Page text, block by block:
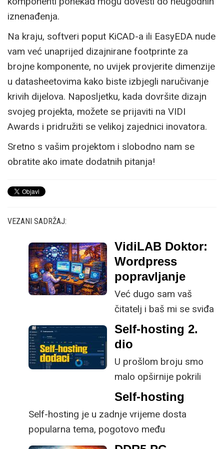
iznenađenja.
Na kraju, softveri poput KiCAD-a ili EasyEDA nude
vam već unaprijed dizajnirane footprinte za
brojne komponente, no uvijek provjerite dimenzije
u datasheetovima kako biste izbjegli naručivanje
krivih dijelova. Naposljetku, kada dovršite dizajn
svojeg projekta, možete se prijaviti na VIDI
Awards i pridružiti se velikoj zajednici inovatora.
Sretno s vašim projektom i slobodno nam se
obratite ako imate dodatnih pitanja!
VEZANI SADRŽAJ:
VidiLAB Doktor:
Wordpress
popravljanje
Već dugo sam vaš
čitatelj i baš mi se sviđa
što pokrivate širok
spektar tema, a
AI-ja jer je to sada u
društvu nezaobilazna
tema u smislu da se
barem nakratko
osvrnemo na AI trikove i
najnovija saznanja.
Self-hosting 2.
dio
U prošlom broju smo
malo opširnije pokrili
temu i koncepte self-
selekciju aplikacija i
servisa zgodnih
Self-hosting
Self-hosting je u zadnje vrijeme dosta
popularna tema, pogotovo među
entuzijastima i ljudima koji žele preuzeti